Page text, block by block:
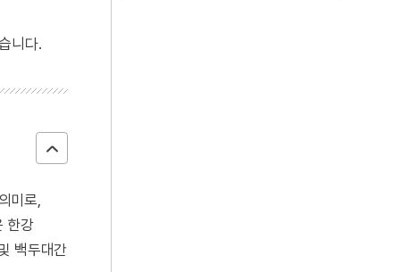
니다.
미로,
한강
백두대간